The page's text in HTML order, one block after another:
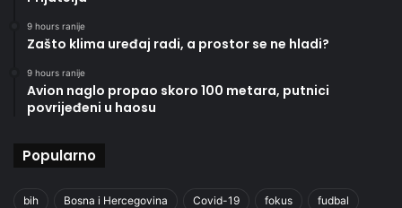
9 hours ranije
Zašto klima uređaj radi, a prostor se ne hladi?
9 hours ranije
Avion naglo propao skoro 100 metara, putnici
povrijeđeni u haosu
Popularno
bih Bosna i Hercegovina Covid-19 fokus fudbal